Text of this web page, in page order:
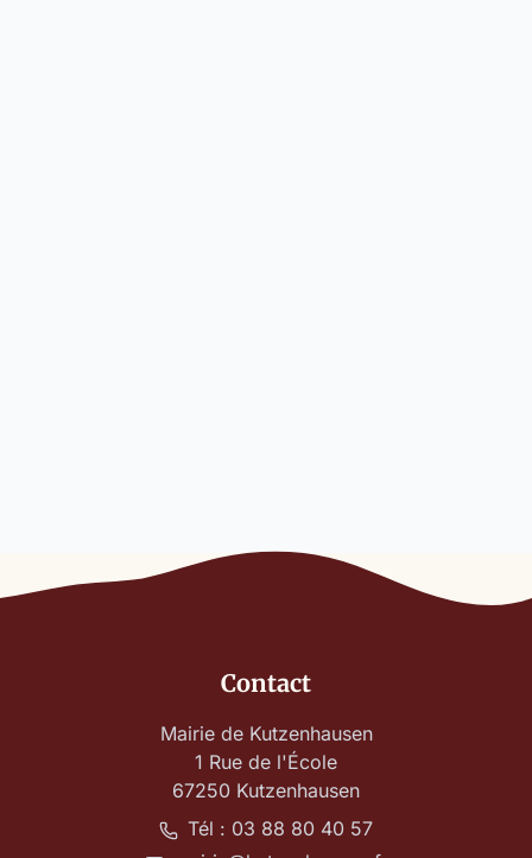
Contact
Mairie de Kutzenhausen
1 Rue de l'École
67250 Kutzenhausen
Tél : 03 88 80 40 57